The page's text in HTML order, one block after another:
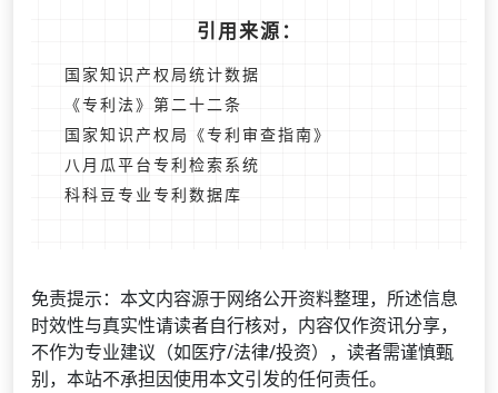
引用来源：
国家知识产权局统计数据
《专利法》第二十二条
国家知识产权局《专利审查指南》
八月瓜平台专利检索系统
科科豆专业专利数据库
免责提示：本文内容源于网络公开资料整理，所述信息
时效性与真实性请读者自行核对，内容仅作资讯分享，
不作为专业建议（如医疗/法律/投资），读者需谨慎甄
别，本站不承担因使用本文引发的任何责任。